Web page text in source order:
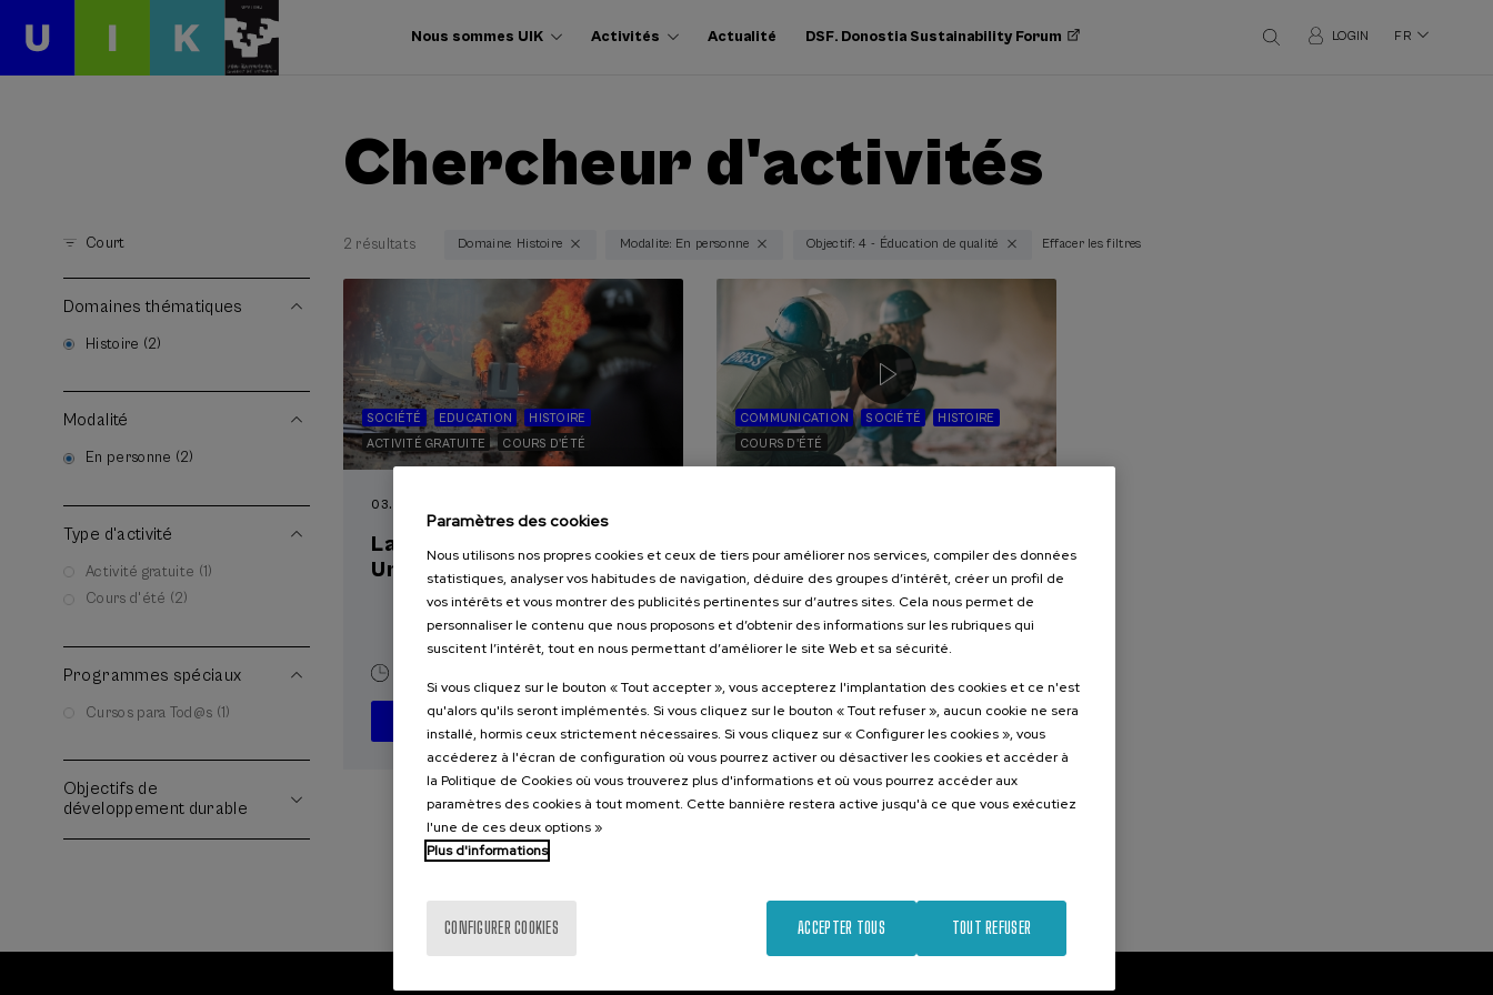
Nous sommes UIK Activités Actualité DSF. Donostia Sustainability Forum LOGIN FR
Chercheur d'activités
Court
Domaines thématiques
Histoire (2)
Modalité
En personne (2)
Type d'activité
Activité gratuite (1)
Cours d'été (2)
Programmes spéciaux
Cursos para Tod@s (1)
Objectifs de
développement durable
2 résultats Domaine: Histoire Modalite: En personne Objectif: 4 - Éducation de qualité Effacer les filtres
SOCIÉTÉ EDUCATION
HISTOIRE
ACTIVITÉ GRATUITE
COURS D'ÉTÉ
03. SEP
La violencia contra la
Universidad
...
Dernières
Gratuit
Date
Liste
Période
terminée
COMMUNICATION SOCIÉTÉ
HISTOIRE
COURS D'ÉTÉ
Contar la guerra: jóvenes
contra la desinformación
... 25 €
Dernières
places
Gratuit
Date
passée
Liste
d'attente
Période
d'inscription
terminée
Paramètres des cookies
Nous utilisons nos propres cookies et ceux de tiers pour améliorer nos services, compiler des données
statistiques, analyser vos habitudes de navigation, déduire des groupes d’intérêt, créer un profil de
vos intérêts et vous montrer des publicités pertinentes sur d’autres sites. Cela nous permet de
personnaliser le contenu que nous proposons et d’obtenir des informations sur les rubriques qui
suscitent l’intérêt, tout en nous permettant d’améliorer le site Web et sa sécurité.
Si vous cliquez sur le bouton « Tout accepter », vous accepterez l'implantation des cookies et ce n'est
qu'alors qu'ils seront implémentés. Si vous cliquez sur le bouton « Tout refuser », aucun cookie ne sera
installé, hormis ceux strictement nécessaires. Si vous cliquez sur « Configurer les cookies », vous
accéderez à l'écran de configuration où vous pourrez activer ou désactiver les cookies et accéder à
la Politique de Cookies où vous trouverez plus d'informations et où vous pourrez accéder aux
paramètres des cookies à tout moment. Cette bannière restera active jusqu'à ce que vous exécutiez
l'une de ces deux options »
Plus d'informations
CONFIGURER COOKIES TOUT REFUSER
ACCEPTER TOUS